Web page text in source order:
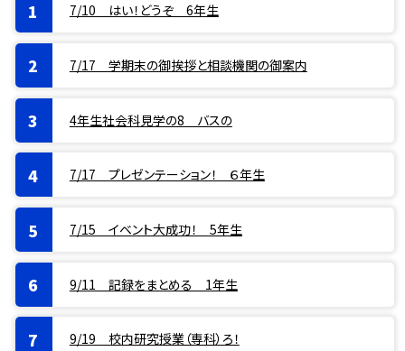
7/10 はい！どうぞ 6年生
7/17 学期末の御挨拶と相談機関の御案内
4年生社会科見学の8 バスの
7/17 プレゼンテーション！ ６年生
7/15 イベント大成功！ 5年生
9/11 記録をまとめる 1年生
9/19 校内研究授業（専科）ろ！